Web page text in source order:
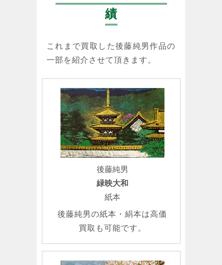
績
これまで買取した後藤純男作品の
一部を紹介させて頂きます。
後藤純男
緑映大和
紙本
後藤純男の紙本・絹本は高価
買取も可能です。